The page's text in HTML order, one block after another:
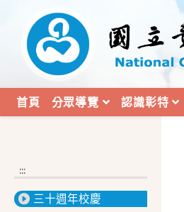
內
首頁 分眾導覽 認識彰特
:::
三十週年校慶